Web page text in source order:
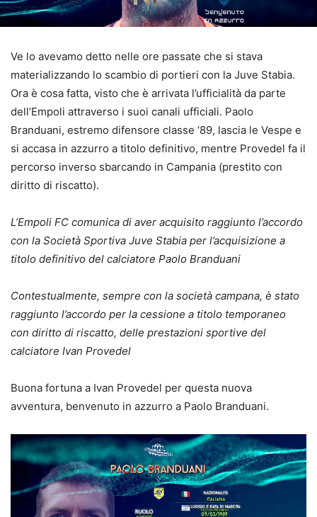
Ve lo avevamo detto nelle ore passate che si stava
materializzando lo scambio di portieri con la Juve Stabia.
Ora è cosa fatta, visto che è arrivata l’ufficialità da parte
dell’Empoli attraverso i suoi canali ufficiali. Paolo
Branduani, estremo difensore classe ‘89, lascia le Vespe e
si accasa in azzurro a titolo definitivo, mentre Provedel fa il
percorso inverso sbarcando in Campania (prestito con
diritto di riscatto).
L’Empoli FC comunica di aver acquisito raggiunto l’accordo
con la Società Sportiva Juve Stabia per l’acquisizione a
titolo definitivo del calciatore Paolo Branduani
Contestualmente, sempre con la società campana, è stato
raggiunto l’accordo per la cessione a titolo temporaneo
con diritto di riscatto, delle prestazioni sportive del
calciatore Ivan Provedel
Buona fortuna a Ivan Provedel per questa nuova
avventura, benvenuto in azzurro a Paolo Branduani.